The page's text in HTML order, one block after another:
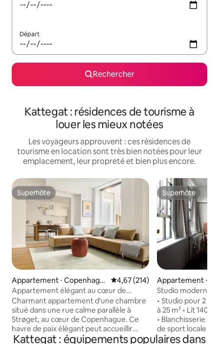
Départ
Rechercher
Kattegat : résidences de tourisme à
louer les mieux notées
Les voyageurs approuvent : ces résidences de
tourisme en location sont très bien notées pour leur
emplacement, leur propreté et bien plus encore.
Superhôte
Superhôte
Appartement ⋅ Copenhagu
e
Évaluation moyenne sur la
4,67 (214)
Appartement élégant au cœur de
Copenhague
Charmant appartement d'une chambre
situé dans une rue calme parallèle à
Strøget, au cœur de Copenhague. Ce
havre de paix élégant peut accueillir
jusqu'à 4 personnes grâce à une
Superhôte
Superhôte
Appartement ⋅
ue
Studio moderne
cœur d'Østerbro
• Studio pour 2 •
à 25 m² • Lit 140
• Blanchisserie partagée •
de sport locale
Wifi rapide • TV
Kattegat : équipements populaires dans